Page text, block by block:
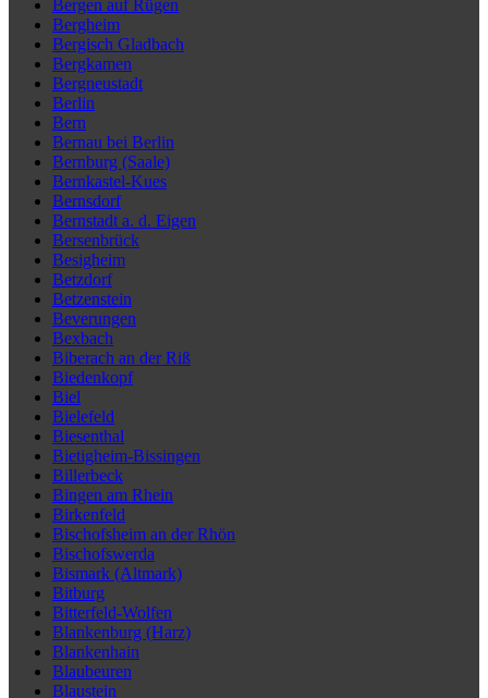
Bergen auf Rügen
Bergheim
Bergisch Gladbach
Bergkamen
Bergneustadt
Berlin
Bern
Bernau bei Berlin
Bernburg (Saale)
Bernkastel-Kues
Bernsdorf
Bernstadt a. d. Eigen
Bersenbrück
Besigheim
Betzdorf
Betzenstein
Beverungen
Bexbach
Biberach an der Riß
Biedenkopf
Biel
Bielefeld
Biesenthal
Bietigheim-Bissingen
Billerbeck
Bingen am Rhein
Birkenfeld
Bischofsheim an der Rhön
Bischofswerda
Bismark (Altmark)
Bitburg
Bitterfeld-Wolfen
Blankenburg (Harz)
Blankenhain
Blaubeuren
Blaustein